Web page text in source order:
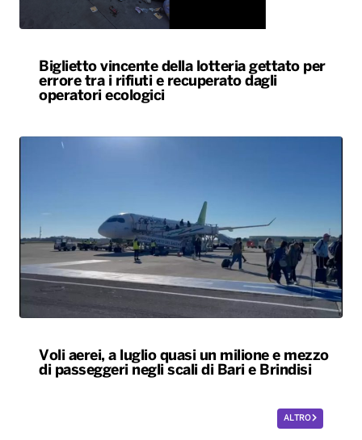
Biglietto vincente della lotteria gettato per
errore tra i rifiuti e recuperato dagli
operatori ecologici
Voli aerei, a luglio quasi un milione e mezzo
di passeggeri negli scali di Bari e Brindisi
ALTRO